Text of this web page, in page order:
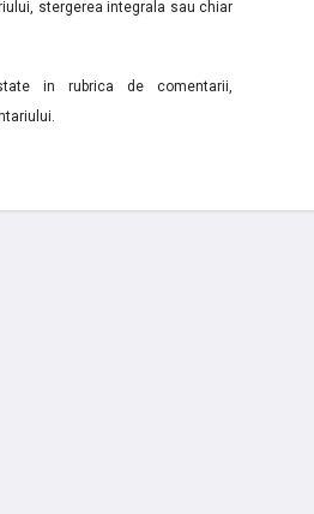
stergerea integrala sau chiar
in rubrica de comentarii,